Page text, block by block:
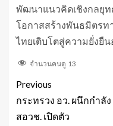
พัฒนาแนวคิดเชิงกลยุท
โอกาสสร้างพันธมิตรท
ไทยเติบโตสู่ความยั่งยืน
จำนวนคนดู 13
Previous
กระทรวง อว. ผนึกกำลัง
สอวช. เปิดตัว